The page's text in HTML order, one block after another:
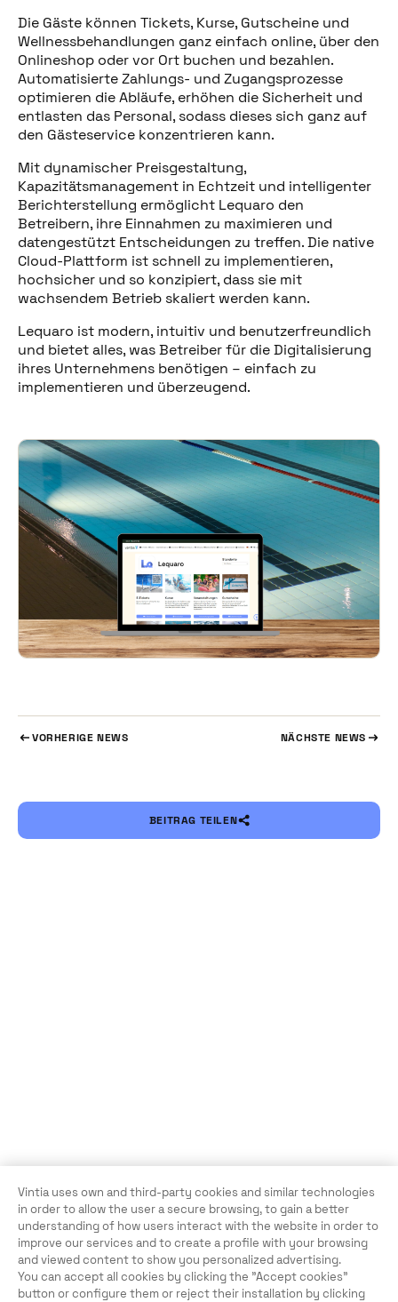
Die Gäste können Tickets, Kurse, Gutscheine und
Wellnessbehandlungen ganz einfach online, über den
Onlineshop oder vor Ort buchen und bezahlen.
Automatisierte Zahlungs- und Zugangsprozesse
optimieren die Abläufe, erhöhen die Sicherheit und
entlasten das Personal, sodass dieses sich ganz auf
den Gästeservice konzentrieren kann.
Mit dynamischer Preisgestaltung,
Kapazitätsmanagement in Echtzeit und intelligenter
Berichterstellung ermöglicht Lequaro den
Betreibern, ihre Einnahmen zu maximieren und
datengestützt Entscheidungen zu treffen. Die native
Cloud-Plattform ist schnell zu implementieren,
hochsicher und so konzipiert, dass sie mit
wachsendem Betrieb skaliert werden kann.
Lequaro ist modern, intuitiv und benutzerfreundlich
und bietet alles, was Betreiber für die Digitalisierung
ihres Unternehmens benötigen – einfach zu
implementieren und überzeugend.
VORHERIGE NEWS NÄCHSTE NEWS
BEITRAG TEILEN
Diesen Beitrag teilen
Vintia uses own and third-party cookies and similar technologies
in order to allow the user a secure browsing, to gain a better
understanding of how users interact with the website in order to
improve our services and to create a profile with your browsing
and viewed content to show you personalized advertising.
You can accept all cookies by clicking the "Accept cookies"
button or configure them or reject their installation by clicking